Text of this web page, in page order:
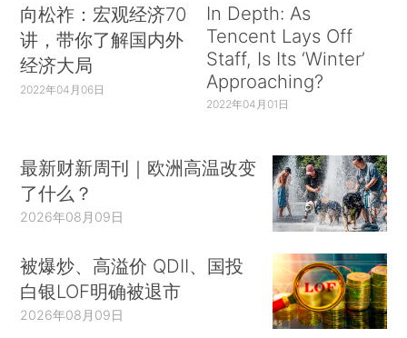
向松祚：宏观经济70
讲，带你了解国内外
经济大局
2022年04月06日
In Depth: As
Tencent Lays Off
Staff, Is Its ‘Winter’
Approaching?
2022年04月01日
最新财新周刊｜欧洲高温改变
了什么？
2026年08月09日
被爆炒、高溢价 QDII、国投
白银LOF明确被退市
2026年08月09日